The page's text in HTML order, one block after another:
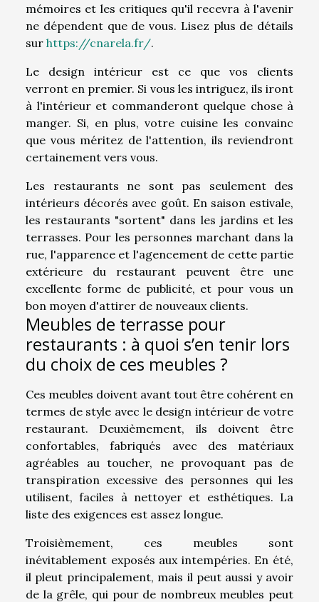
mémoires et les critiques qu'il recevra à l'avenir
ne dépendent que de vous. Lisez plus de détails
sur https://cnarela.fr/.
Le design intérieur est ce que vos clients
verront en premier. Si vous les intriguez, ils iront
à l'intérieur et commanderont quelque chose à
manger. Si, en plus, votre cuisine les convainc
que vous méritez de l'attention, ils reviendront
certainement vers vous.
Les restaurants ne sont pas seulement des
intérieurs décorés avec goût. En saison estivale,
les restaurants "sortent" dans les jardins et les
terrasses. Pour les personnes marchant dans la
rue, l'apparence et l'agencement de cette partie
extérieure du restaurant peuvent être une
excellente forme de publicité, et pour vous un
bon moyen d'attirer de nouveaux clients.
Meubles de terrasse pour
restaurants : à quoi s’en tenir lors
du choix de ces meubles ?
Ces meubles doivent avant tout être cohérent en
termes de style avec le design intérieur de votre
restaurant. Deuxièmement, ils doivent être
confortables, fabriqués avec des matériaux
agréables au toucher, ne provoquant pas de
transpiration excessive des personnes qui les
utilisent, faciles à nettoyer et esthétiques. La
liste des exigences est assez longue.
Troisièmement, ces meubles sont
inévitablement exposés aux intempéries. En été,
il pleut principalement, mais il peut aussi y avoir
de la grêle, qui pour de nombreux meubles peut